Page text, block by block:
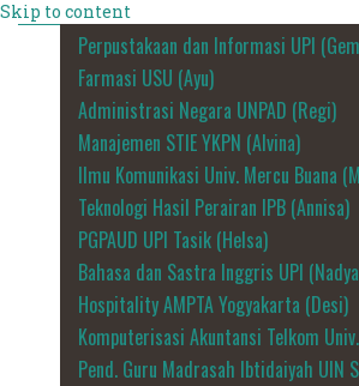
Skip to content
Perpustakaan dan Informasi UPI
Farmasi USU (Ayu)
Administrasi Negara UNPAD (Regi)
Manajemen STIE YKPN (Alvina)
Ilmu Komunikasi Univ. Mercu Buana
Teknologi Hasil Perairan IPB (Annisa)
PGPAUD UPI Tasik (Helsa)
Bahasa dan Sastra Inggris UPI
Hospitality AMPTA Yogyakarta (Desi)
Komputerisasi Akuntansi Telkom
Pend. Guru Madrasah Ibtidaiyah UIN